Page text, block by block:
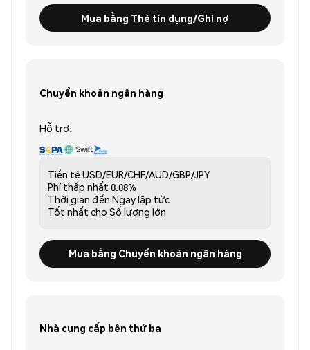
Mua bằng Thẻ tín dụng/Ghi nợ
Chuyển khoản ngân hàng
Hỗ trợ:
Tiền tệ USD/EUR/CHF/AUD/GBP/JPY
Phí thấp nhất 0.08%
Thời gian đến Ngay lập tức
Tốt nhất cho Số lượng lớn
Mua bằng Chuyển khoản ngân hàng
Nhà cung cấp bên thứ ba